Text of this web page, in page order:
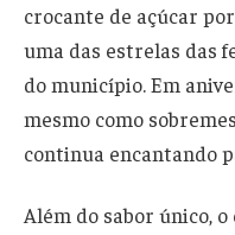
crocante de açúcar
uma das estrelas das
do município. Em
mesmo como
continua encantando
Além do sabor único,